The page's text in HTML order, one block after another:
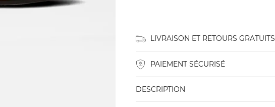
LIVRAISON ET RETOURS GRATUITS
PAIEMENT SÉCURISÉ
DESCRIPTION